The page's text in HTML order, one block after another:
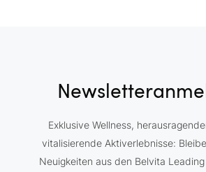
Exklusive Wellness,
vitalisierende Aktiverlebnisse:
Neuigkeiten aus den Belvita